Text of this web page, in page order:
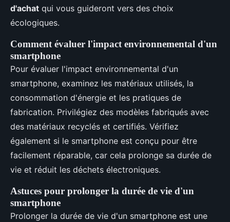
d'achat qui vous guideront vers des choix
écologiques.
Comment évaluer l'impact environnemental d'un
smartphone
Pour évaluer l'impact environnemental d'un
smartphone, examinez les matériaux utilisés, la
consommation d'énergie et les pratiques de
fabrication. Privilégiez des modèles fabriqués avec
des matériaux recyclés et certifiés. Vérifiez
également si le smartphone est conçu pour être
facilement réparable, car cela prolonge sa durée de
vie et réduit les déchets électroniques.
Astuces pour prolonger la durée de vie d'un
smartphone
Prolonger la durée de vie d'un smartphone est une